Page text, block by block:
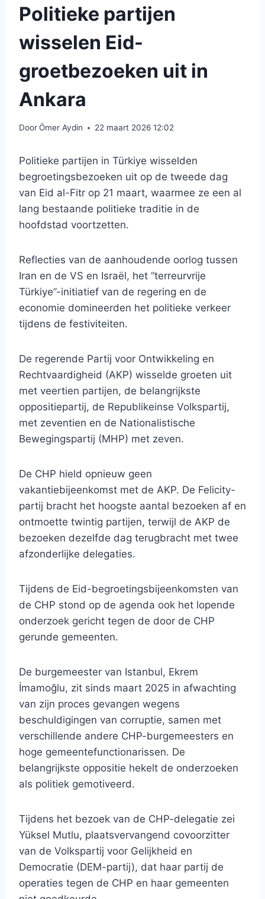
Politieke partijen
wisselen Eid-
groetbezoeken uit in
Ankara
DoorÖmer Aydin 22 maart 2026 12:02
Politieke partijen in Türkiye wisselden
begroetingsbezoeken uit op de tweede dag
van Eid al-Fitr op 21 maart, waarmee ze een al
lang bestaande politieke traditie in de
hoofdstad voortzetten.
Reflecties van de aanhoudende oorlog tussen
Iran en de VS en Israël, het “terreurvrije
Türkiye”-initiatief van de regering en de
economie domineerden het politieke verkeer
tijdens de festiviteiten.
De regerende Partij voor Ontwikkeling en
Rechtvaardigheid (AKP) wisselde groeten uit
met veertien partijen, de belangrijkste
oppositiepartij, de Republikeinse Volkspartij,
met zeventien en de Nationalistische
Bewegingspartij (MHP) met zeven.
De CHP hield opnieuw geen
vakantiebijeenkomst met de AKP. De Felicity-
partij bracht het hoogste aantal bezoeken af ​​en
ontmoette twintig partijen, terwijl de AKP de
bezoeken dezelfde dag terugbracht met twee
afzonderlijke delegaties.
Tijdens de Eid-begroetingsbijeenkomsten van
de CHP stond op de agenda ook het lopende
onderzoek gericht tegen de door de CHP
gerunde gemeenten.
De burgemeester van Istanbul, Ekrem
İmamoğlu, zit sinds maart 2025 in afwachting
van zijn proces gevangen wegens
beschuldigingen van corruptie, samen met
verschillende andere CHP-burgemeesters en
hoge gemeentefunctionarissen. De
belangrijkste oppositie hekelt de onderzoeken
als politiek gemotiveerd.
Tijdens het bezoek van de CHP-delegatie zei
Yüksel Mutlu, plaatsvervangend covoorzitter
van de Volkspartij voor Gelijkheid en
Democratie (DEM-partij), dat haar partij de
operaties tegen de CHP en haar gemeenten